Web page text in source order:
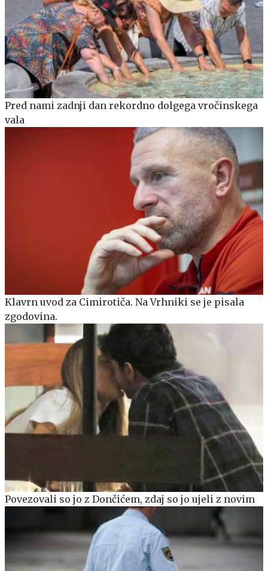
Pred nami zadnji dan rekordno dolgega vročinskega
vala
Klavrn uvod za Cimirotiča. Na Vrhniki se je pisala
zgodovina.
Povezovali so jo z Dončićem, zdaj so jo ujeli z novim